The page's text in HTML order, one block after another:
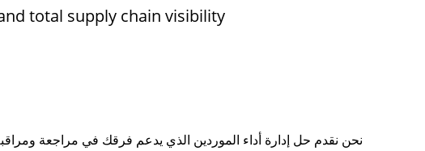
total supply chain visibility.
نحن نقدم حل إدارة أداء الموردين الذي يدعم فرقك في مراجعة